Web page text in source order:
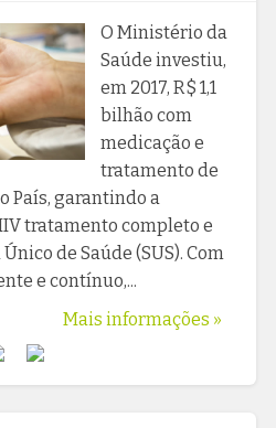
O Ministério da
Saúde investiu,
em 2017, R$ 1,1
bilhão com
medicação e
tratamento de
País, garantindo a
tratamento completo e
de Saúde (SUS). Com
e contínuo,...
Mais informações »